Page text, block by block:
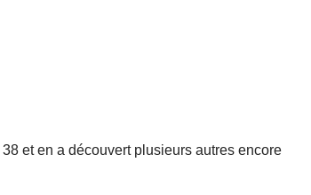
et en a découvert plusieurs autres encore